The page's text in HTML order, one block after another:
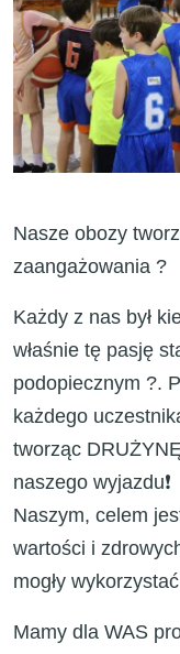
Nasze obozy
zaangażowania ?
Każdy z nas był
właśnie tę pasję
podopiecznym ?.
każdego
tworząc
naszego wyjazdu❗️
Naszym, celem
wartości i
mogły
Mamy dla WAS